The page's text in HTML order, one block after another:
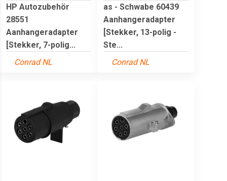
HP Autozubehör
28551
Aanhangeradapter
[Stekker, 7-polig...
Conrad NL
as - Schwabe 60439
Aanhangeradapter
[Stekker, 13-polig -
Ste...
Conrad NL